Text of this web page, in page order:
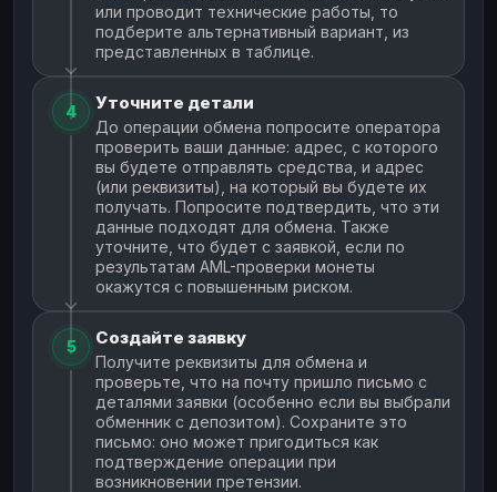
или проводит технические работы, то
подберите альтернативный вариант, из
представленных в таблице.
4 Уточните детали
До операции обмена попросите оператора
проверить ваши данные: адрес, с которого
вы будете отправлять средства, и адрес
(или реквизиты), на который вы будете их
получать. Попросите подтвердить, что эти
данные подходят для обмена. Также
уточните, что будет с заявкой, если по
результатам AML-проверки монеты
окажутся с повышенным риском.
5 Создайте заявку
Получите реквизиты для обмена и
проверьте, что на почту пришло письмо с
деталями заявки (особенно если вы выбрали
обменник с депозитом). Сохраните это
письмо: оно может пригодиться как
подтверждение операции при
возникновении претензии.